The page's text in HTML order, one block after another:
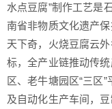
水点豆腐”制作工艺是
南省非物质文化遗产
天下奇，火烧豆腐云外
标，全产业链推动传
区、老牛塘园区“三区
及自动化生产车间，